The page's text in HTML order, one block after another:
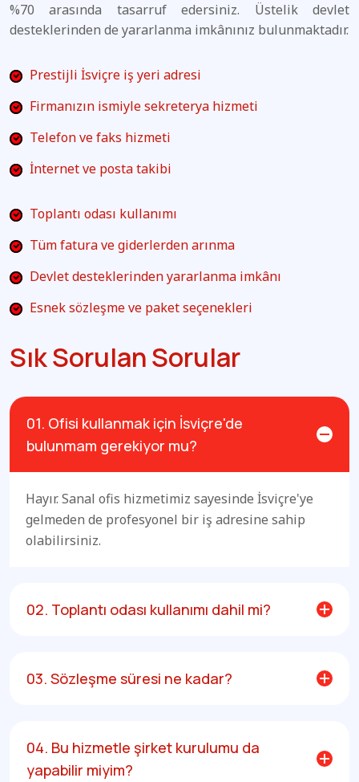
%70 arasında tasarruf edersiniz. Üstelik devlet
desteklerinden de yararlanma imkânınız bulunmaktadır.
Prestijli İsviçre iş yeri adresi
Firmanızın ismiyle sekreterya hizmeti
Telefon ve faks hizmeti
İnternet ve posta takibi
Toplantı odası kullanımı
Tüm fatura ve giderlerden arınma
Devlet desteklerinden yararlanma imkânı
Esnek sözleşme ve paket seçenekleri
Sık Sorulan Sorular
01. Ofisi kullanmak için İsviçre'de
bulunmam gerekiyor mu?
Hayır. Sanal ofis hizmetimiz sayesinde İsviçre'ye
gelmeden de profesyonel bir iş adresine sahip
olabilirsiniz.
02. Toplantı odası kullanımı dahil mi?
03. Sözleşme süresi ne kadar?
04. Bu hizmetle şirket kurulumu da
yapabilir miyim?